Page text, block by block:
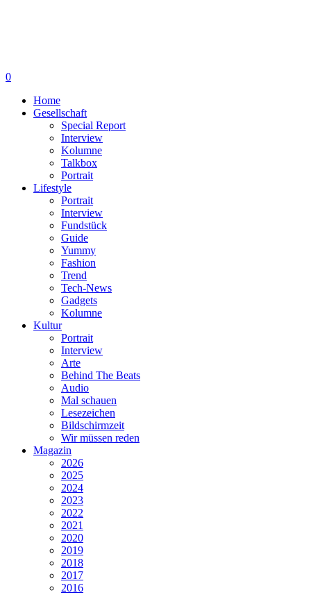
0
Home
Gesellschaft
Special Report
Interview
Kolumne
Talkbox
Portrait
Lifestyle
Portrait
Interview
Fundstück
Guide
Yummy
Fashion
Trend
Tech-News
Gadgets
Kolumne
Kultur
Portrait
Interview
Arte
Behind The Beats
Audio
Mal schauen
Lesezeichen
Bildschirmzeit
Wir müssen reden
Magazin
2026
2025
2024
2023
2022
2021
2020
2019
2018
2017
2016